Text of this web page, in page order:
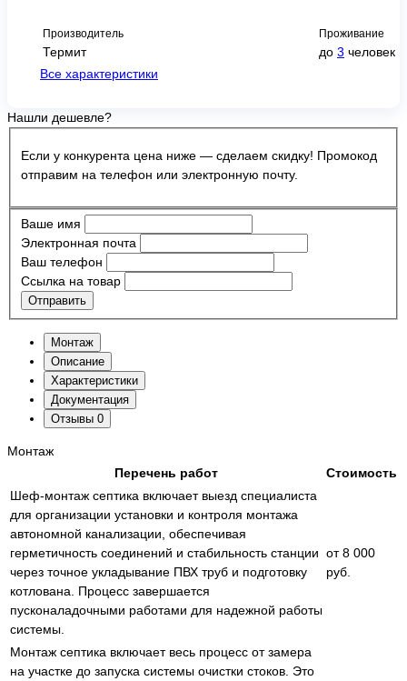
Производитель
Термит
Проживание
до 3 человек
Все характеристики
Нашли дешевле?
Если у конкурента цена ниже — сделаем скидку! Промокод
отправим на телефон или электронную почту.
Ваше имя
Электронная почта
Ваш телефон
Ссылка на товар
Отправить
Монтаж
Описание
Характеристики
Документация
Отзывы 0
Монтаж
Перечень работ
Стоимость
Шеф-монтаж септика включает выезд специалиста
для организации установки и контроля монтажа
автономной канализации, обеспечивая
герметичность соединений и стабильность станции
через точное укладывание ПВХ труб и подготовку
котлована. Процесс завершается
пусконаладочными работами для надежной работы
системы.
от 8 000
руб.
Монтаж септика включает весь процесс от замера
на участке до запуска системы очистки стоков. Это